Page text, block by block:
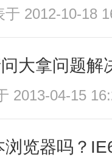
于 2012-10-18
大拿问题
2013-04-15
览器吗？